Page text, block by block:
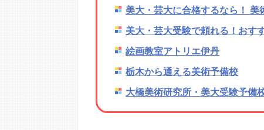
美大・芸大に合格するなら！ 美
美大・芸大受験で頼れる！おす
絵画教室アトリエ伊丹
栃木から通える美術予備校
大橋美術研究所・美大受験予備